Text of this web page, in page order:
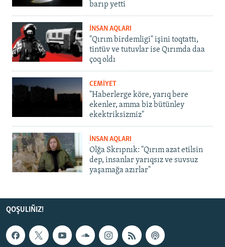
barıp yetti
İNSAN AQLARI
"Qırım birdemligi" işini toqtattı,
tintüv ve tutuvlar ise Qırımda daa
çoq oldı
CEMİYET
"Haberlerge köre, yarıq bere
ekenler, amma biz bütünley
ekektriksizmiz"
İNSAN AQLARI
Olğa Skrıpnık: "Qırım azat etilsin
dep, insanlar yarıqsız ve suvsuz
yaşamağa azırlar"
QOŞULIÑIZ!